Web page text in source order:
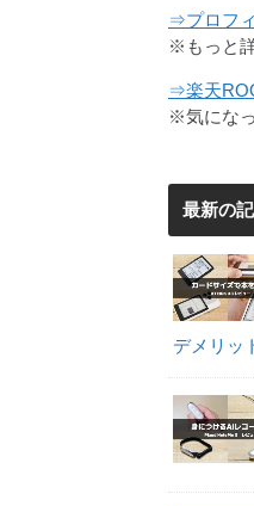
⇒プロフ
※もっと
⇒楽天
※気にな
最新の
デメリッ